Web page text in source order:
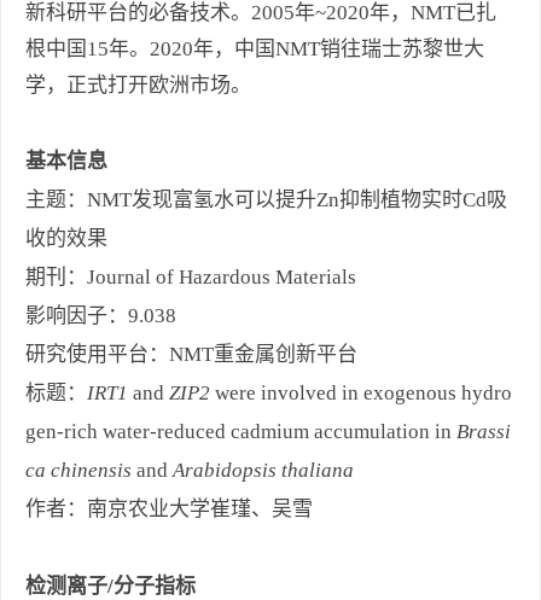
新科研平台的必备技术。2005年~2020年，NMT已扎
根中国15年。2020年，中国NMT销往瑞士苏黎世大
学，正式打开欧洲市场。
基本信息
主题：NMT发现富氢水可以提升Zn抑制植物实时Cd吸
收的效果
期刊：Journal of Hazardous Materials
影响因子：9.038
研究使用平台：NMT重金属创新平台
标题： IRT1 and ZIP2 were involved in exogenous hydro
gen-rich water-reduced cadmium accumulation in Brassi
ca chinensis andArabidopsis thaliana
作者：南京农业大学崔瑾、吴雪
检测离子/分子指标